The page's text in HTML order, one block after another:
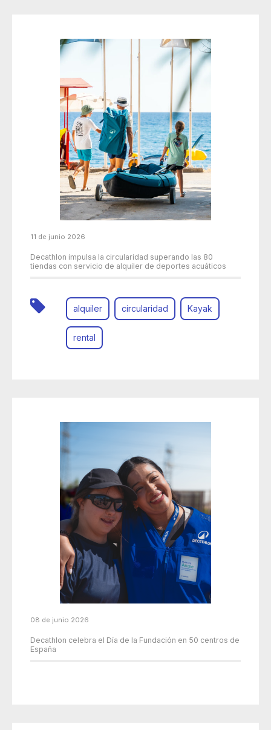
11 de junio 2026
Decathlon impulsa la circularidad superando las 80
tiendas con servicio de alquiler de deportes acuáticos
alquiler circularidad Kayak
rental
08 de junio 2026
Decathlon celebra el Día de la Fundación en 50 centros de
España